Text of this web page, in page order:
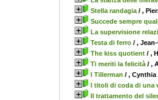
Stella randagia / ,
Succede sempre
La supervisione
Testa di ferro / ,
The kiss quotient / ,
Ti meriti la felicità / ,
I Tillerman / , Cynthia
I titoli di coda di una
Il trattamento del